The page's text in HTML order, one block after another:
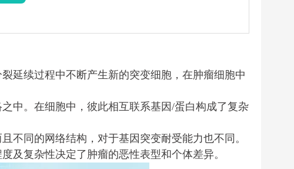
宋士军 肿瘤科首席专家
宋士军，教授，主任医师，中共党员，从事
延续过程中不断产生新的突变细胞，在肿瘤细胞中
中。在细胞中，彼此相互联系基因/蛋白构成了复杂
不同的网络结构，对于基因突变耐受能力也不同。
及复杂性决定了肿瘤的恶性表型和个体差异。